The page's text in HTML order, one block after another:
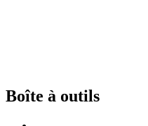
Boîte à outils